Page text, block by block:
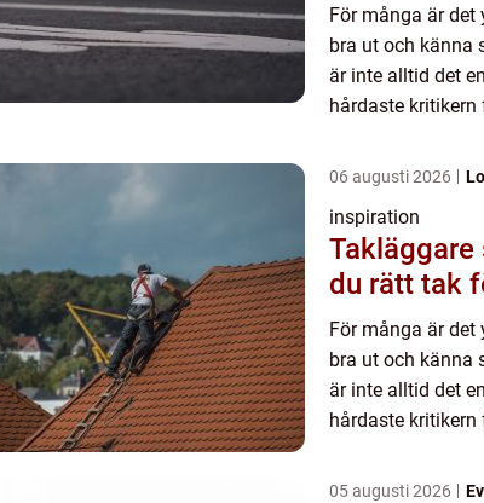
För många är
bra ut och känna
är inte alltid det
hårdaste kritikern
i...
06 augusti 2026
inspiration
Takläggare
du rätt tak
För många är
bra ut och känna
är inte alltid det
hårdaste kritikern
i...
05 augusti 2026